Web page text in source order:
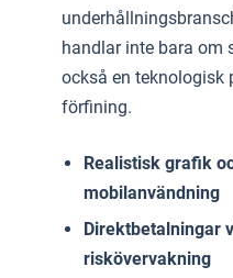
handlar inte bara om
också en
förfining.
Realistisk grafik
mobilanvändning
Direktbetalningar
riskövervakning